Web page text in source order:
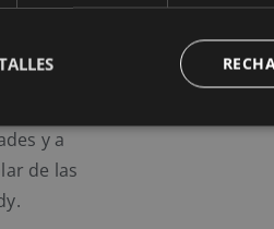
si
tiempo
ello
que
y a
de las